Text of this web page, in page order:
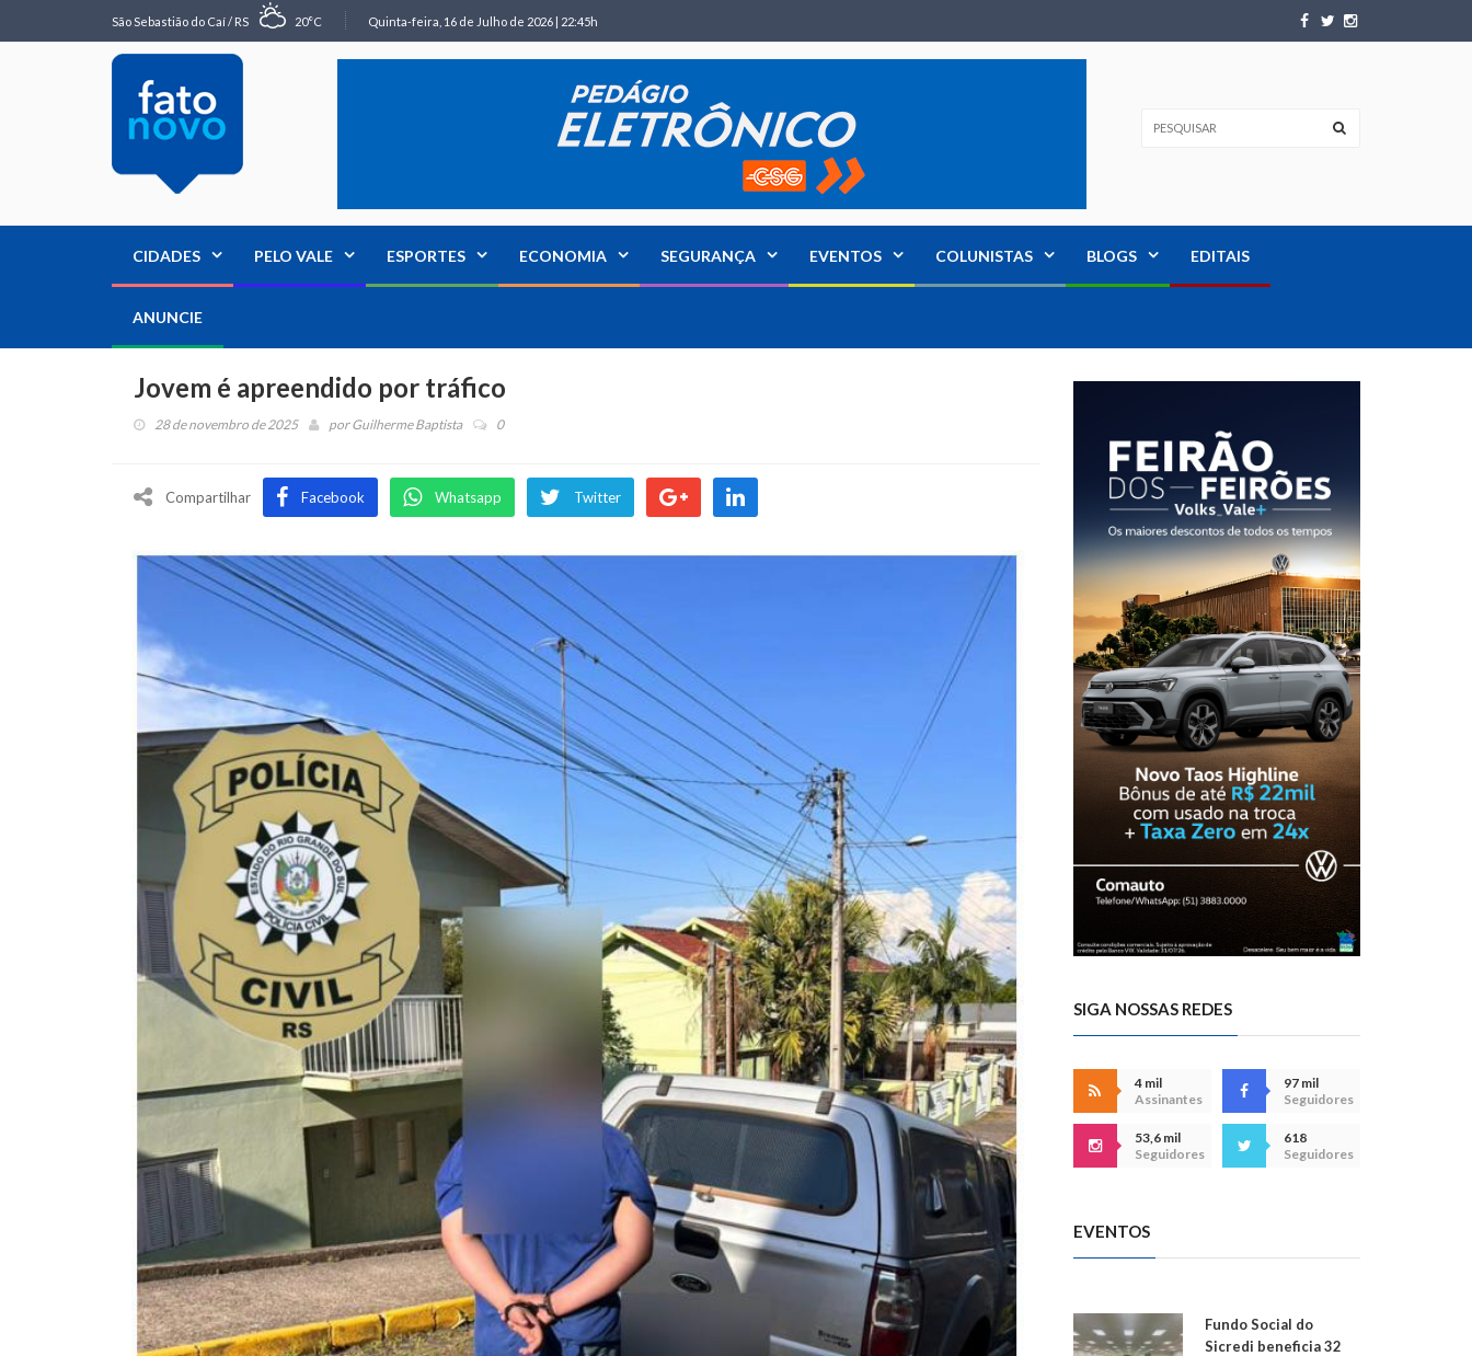
São Sebastião do Caí / RS 20°C Quinta-feira, 16 de Julho de 2026 | 22:45h
CIDADES PELO VALE ESPORTES ECONOMIA SEGURANÇA EVENTOS COLUNISTAS BLOGS EDITAIS
ANUNCIE
Jovem é apreendido por tráfico
28 de novembro de 2025 porGuilherme Baptista 0
Compartilhar Facebook Whatsapp Twitter
SIGA NOSSAS REDES
4 mil
Assinantes
97 mil
Seguidores
53,6 mil
Seguidores
618
Seguidores
EVENTOS
Fundo Social do
Sicredi beneficia 32